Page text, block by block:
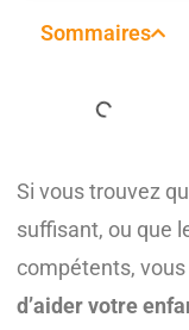
Sommaires
Si vous trouvez
suffisant, ou que
compétents,
d’aider votre